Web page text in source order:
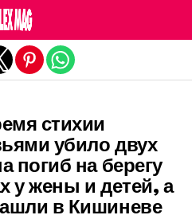
стихии
убило двух
погиб на берегу
у жены и детей, а
в Кишиневе
version